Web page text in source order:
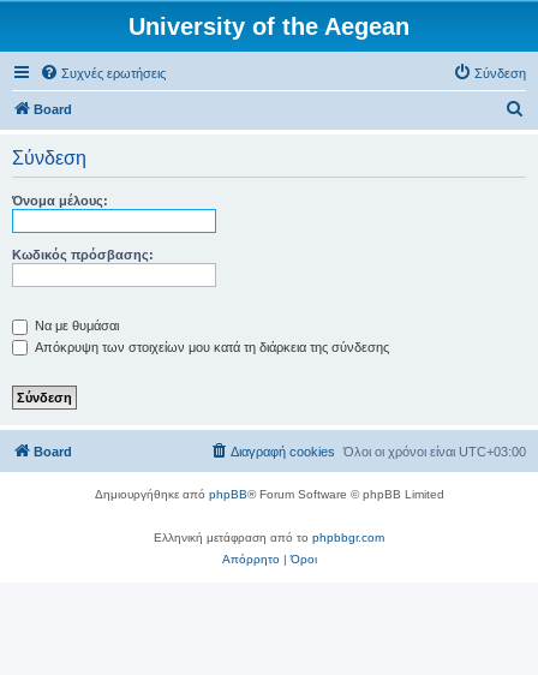
University of the Aegean
Συχνές ερωτήσεις Σύνδεση
Board
Σύνδεση
Όνομα μέλους:
Κωδικός πρόσβασης:
Να με θυμάσαι
Απόκρυψη των στοιχείων μου κατά τη διάρκεια της σύνδεσης
Board Όλοι οι χρόνοι είναι UTC+03:00
Διαγραφή cookies
Δημιουργήθηκε από phpBB® Forum Software © phpBB Limited
Ελληνική μετάφραση από το phpbbgr.com
Απόρρητο|Όροι